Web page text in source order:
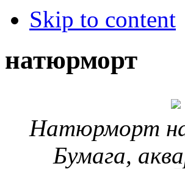
Skip to content
натюрморт
Натюрморт
Бумага,